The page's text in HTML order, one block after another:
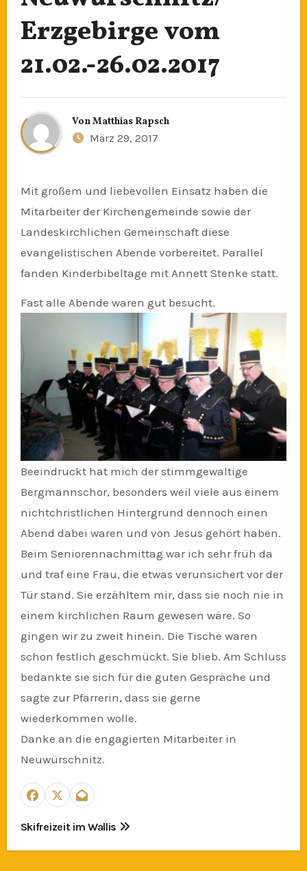
Erzgebirge vom
21.02.-26.02.2017
VonMatthias Rapsch
März 29, 2017
Mit großem und liebevollen Einsatz haben die
Mitarbeiter der Kirchengemeinde sowie der
Landeskirchlichen Gemeinschaft diese
evangelistischen Abende vorbereitet. Parallel
fanden Kinderbibeltage mit Annett Stenke statt.
Fast alle Abende waren gut besucht.
Beeindruckt hat mich der stimmgewaltige
Bergmannschor, besonders weil viele aus einem
nichtchristlichen Hintergrund dennoch einen
Abend dabei waren und von Jesus gehört haben.
Beim Seniorennachmittag war ich sehr früh da
und traf eine Frau, die etwas verunsichert vor der
Tür stand. Sie erzähltem mir, dass sie noch nie in
einem kirchlichen Raum gewesen wäre. So
gingen wir zu zweit hinein. Die Tische waren
schon festlich geschmückt. Sie blieb. Am Schluss
bedankte sie sich für die guten Gespräche und
sagte zur Pfarrerin, dass sie gerne
wiederkommen wolle.
Danke an die engagierten Mitarbeiter in
Neuwürschnitz.
Beitragsnavigation
Skifreizeit im Wallis